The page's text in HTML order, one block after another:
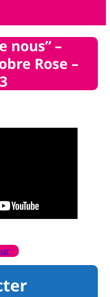
nous” –
Rose –